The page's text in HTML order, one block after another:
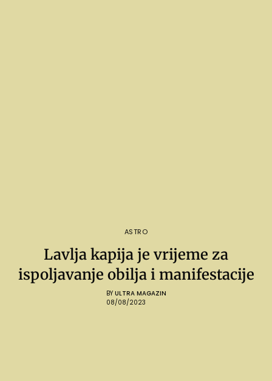
ASTRO
Lavlja kapija je vrijeme za
ispoljavanje obilja i manifestacije
BY ULTRA MAGAZIN
08/08/2023